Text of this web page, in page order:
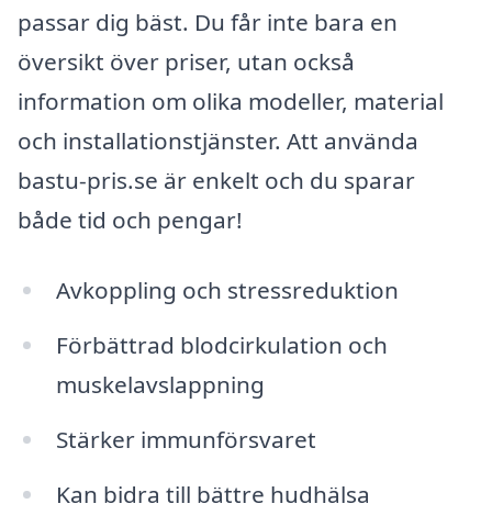
passar dig bäst. Du får inte bara en
översikt över priser, utan också
information om olika modeller, material
och installationstjänster. Att använda
bastu-pris.se är enkelt och du sparar
både tid och pengar!
Avkoppling och stressreduktion
Förbättrad blodcirkulation och
muskelavslappning
Stärker immunförsvaret
Kan bidra till bättre hudhälsa